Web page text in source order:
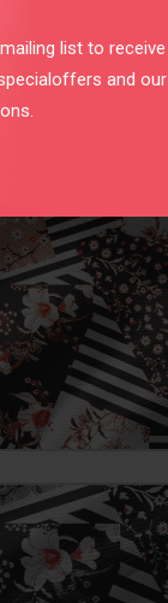
list to receive
and our